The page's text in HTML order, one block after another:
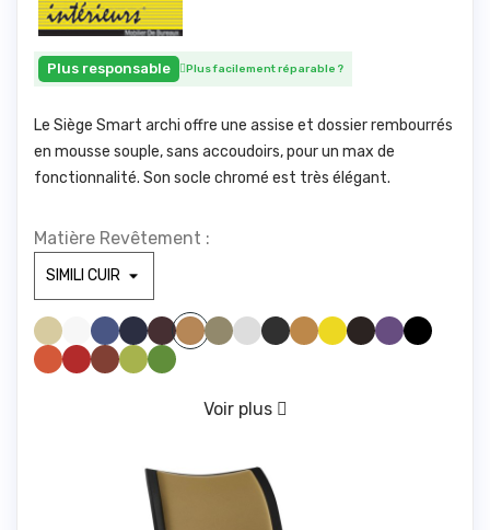
Plus responsable Plus facilement réparable ?
Le Siège Smart archi offre une assise et dossier rembourrés
en mousse souple, sans accoudoirs, pour un max de
fonctionnalité. Son socle chromé est très élégant.
Matière Revêtement :
SIMILI BLANC 100 SIMILI BLEU CLAIR 285 SIMILI BLEU FONCE1211
SIMILI BORDEAUX 1721SIMILI CAMEL 1846SIMILI GREGE 1842SIMILI GRIS CLAIR1940
SIMILI GRIS FONCE 961 SIMILI JAUNE 446 SIMILI JAUNE 475 SIMILISIMILI MAUVE 328
SIMILI ORANGE 1794SIMILI ROUGE 1783SIMILI ROUILLE 775SIMILI VERT ANIS 1611SIMILI VERT FORET 673
VERT D'EAU 416
Voir plus